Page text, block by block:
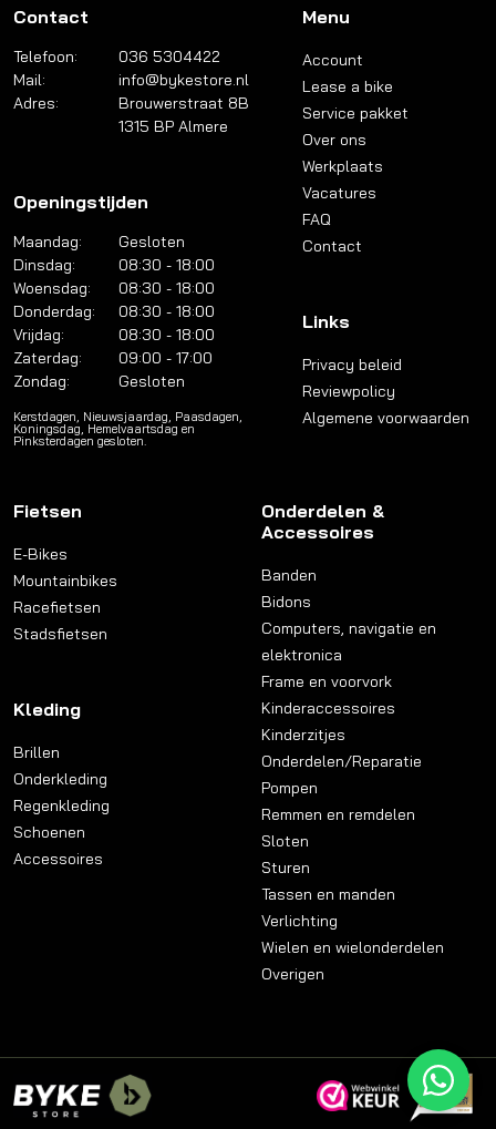
Contact
Telefoon:
036 5304422
Mail:
info@bykestore.nl
Adres:
Brouwerstraat 8B
1315 BP Almere
Openingstijden
Maandag:
Gesloten
Dinsdag:
08:30 - 18:00
Woensdag:
08:30 - 18:00
Donderdag:
08:30 - 18:00
Vrijdag:
08:30 - 18:00
Zaterdag:
09:00 - 17:00
Zondag:
Gesloten
Kerstdagen, Nieuwsjaardag, Paasdagen,
Koningsdag, Hemelvaartsdag en
Pinksterdagen gesloten.
Menu
Account
Lease a bike
Service pakket
Over ons
Werkplaats
Vacatures
FAQ
Contact
Links
Privacy beleid
Reviewpolicy
Algemene voorwaarden
Fietsen
E-Bikes
Mountainbikes
Racefietsen
Stadsfietsen
Kleding
Brillen
Onderkleding
Regenkleding
Schoenen
Accessoires
Onderdelen &
Accessoires
Banden
Bidons
Computers, navigatie en
elektronica
Frame en voorvork
Kinderaccessoires
Kinderzitjes
Onderdelen/Reparatie
Pompen
Remmen en remdelen
Sloten
Sturen
Tassen en manden
Verlichting
Wielen en wielonderdelen
Overigen